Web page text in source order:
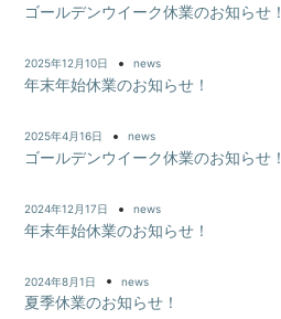
ー
シ
ョ
ン
ゴールデンウイーク休業のお知らせ！
2025年12月10日 news
年末年始休業のお知らせ！
2025年4月16日 news
ゴールデンウイーク休業のお知らせ！
2024年12月17日 news
年末年始休業のお知らせ！
2024年8月1日 news
夏季休業のお知らせ！